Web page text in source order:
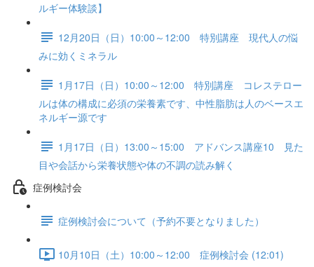
ルギー体験談】
12月20日（日）10:00～12:00 特別講座 現代人の悩
みに効くミネラル
1月17日（日）10:00～12:00 特別講座 コレステロー
ルは体の構成に必須の栄養素です、中性脂肪は人のベースエ
ネルギー源です
1月17日（日）13:00～15:00 アドバンス講座10 見た
目や会話から栄養状態や体の不調の読み解く
症例検討会
症例検討会について（予約不要となりました）
10月10日（土）10:00～12:00 症例検討会 (12:01)